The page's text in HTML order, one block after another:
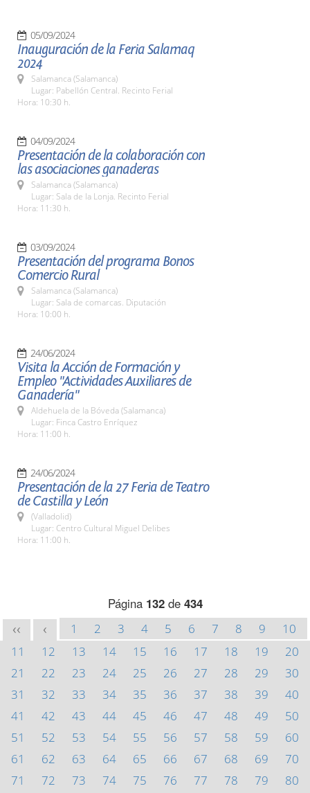
05/09/2024
Inauguración de la Feria Salamaq
2024
Salamanca (Salamanca)
Lugar: Pabellón Central. Recinto Ferial
Hora: 10:30 h.
04/09/2024
Presentación de la colaboración con
las asociaciones ganaderas
Salamanca (Salamanca)
Lugar: Sala de la Lonja. Recinto Ferial
Hora: 11:30 h.
03/09/2024
Presentación del programa Bonos
Comercio Rural
Salamanca (Salamanca)
Lugar: Sala de comarcas. Diputación
Hora: 10:00 h.
24/06/2024
Visita la Acción de Formación y
Empleo "Actividades Auxiliares de
Ganadería"
Aldehuela de la Bóveda (Salamanca)
Lugar: Finca Castro Enríquez
Hora: 11:00 h.
24/06/2024
Presentación de la 27 Feria de Teatro
de Castilla y León
(Valladolid)
Lugar: Centro Cultural Miguel Delibes
Hora: 11:00 h.
Página 132de 434
<< < 1 2 3 4 5 6 7 8 9
10
11
12 13 14 15 16 17 18 19
20
21
22 23 24 25 26 27 28 29
30
31
32 33 34 35 36 37 38 39
40
41
42 43 44 45 46 47 48 49
50
51
52 53 54 55 56 57 58 59
60
61
62 63 64 65 66 67 68 69
70
71
72 73 74 75 76 77 78 79
80